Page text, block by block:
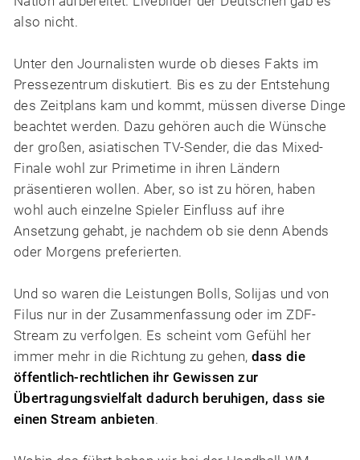
also nicht.
Unter den Journalisten wurde ob dieses Fakts im
Pressezentrum diskutiert. Bis es zu der Entstehung
des Zeitplans kam und kommt, müssen diverse Dinge
beachtet werden. Dazu gehören auch die Wünsche
der großen, asiatischen TV-Sender, die das Mixed-
Finale wohl zur Primetime in ihren Ländern
präsentieren wollen. Aber, so ist zu hören, haben
wohl auch einzelne Spieler Einfluss auf ihre
Ansetzung gehabt, je nachdem ob sie denn Abends
oder Morgens preferierten.
Und so waren die Leistungen Bolls, Solijas und von
Filus nur in der Zusammenfassung oder im ZDF-
Stream zu verfolgen. Es scheint vom Gefühl her
immer mehr in die Richtung zu gehen, dass die
öffentlich-rechtlichen ihr Gewissen zur
Übertragungsvielfalt dadurch beruhigen, dass sie
einen Stream anbieten.